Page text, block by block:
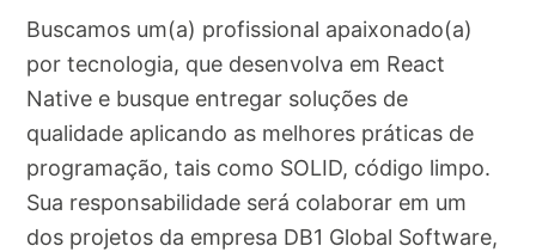
Buscamos um(a) profissional apaixonado(a)
por tecnologia, que desenvolva em React
Native e busque entregar soluções de
qualidade aplicando as melhores práticas de
programação, tais como SOLID, código limpo.
Sua responsabilidade será colaborar em um
dos projetos da empresa DB1 Global Software,